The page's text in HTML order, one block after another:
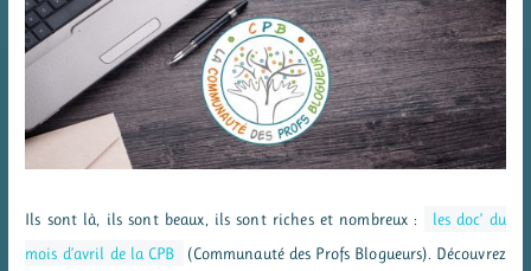
Ils sont là, ils sont beaux, ils sont riches et nombreux :
les doc’ du
mois d’avril de la CPB
(Communauté des Profs Blogueurs). Découvrez